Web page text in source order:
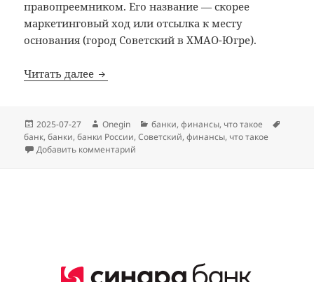
правопреемником. Его название — скорее
маркетинговый ход или отсылка к месту
основания (город Советский в ХМАО-Югре).
Читать далее Банк Советский: что такое
Опубликовано
2025-07-27 Автор
Onegin Рубрики
банки,финансы, что такое
банк,банки,банки России,Советский,финансы, что такое
Добавить комментарий